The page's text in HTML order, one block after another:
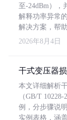
至-24dBm），
解释功率异常
解决方案，帮
2026年8月4日
干式变压器
本文详细解析
（GB/T
例，分步骤说
实例表格，涵